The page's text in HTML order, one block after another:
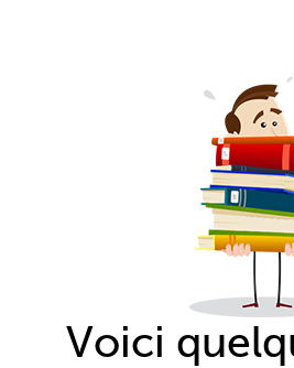
Voici